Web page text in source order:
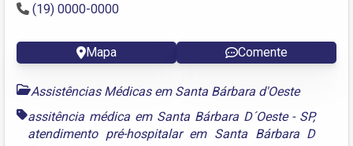
(19) 0000-0000
Mapa Comente
Assistências Médicas em Santa Bárbara d'Oeste
assitência médica em Santa Bárbara D´Oeste - SP,
atendimento pré-hospitalar em Santa Bárbara D